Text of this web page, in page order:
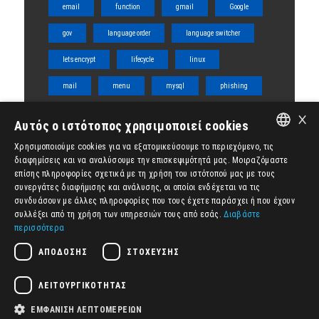
email function gmail Google
gov language order language switcher
lets encrypt lifecycle linux
mail menu mysql phishing
ubuntu vps Woocommerce
wordpress WPML διάγραμμα ροής
δωρεάν ιστοσελίδα κύκλος ζωής
πυρήνας
ENGLISH
ΕΛΛΗΝΙΚΆ
×
Αυτός ο ιστότοπος χρησιμοποιεί cookies
Χρησιμοποιούμε cookies για να εξατομικεύσουμε το περιεχόμενο, τις
διαφημίσεις και να αναλύσουμε την επισκεψιμότητά μας. Μοιραζόμαστε
επίσης πληροφορίες σχετικά με τη χρήση του ιστότοπού μας με τους
συνεργάτες διαφήμισης και ανάλυσης, οι οποίοι ενδέχεται να τις
συνδυάσουν με άλλες πληροφορίες που τους έχετε παράσχει ή που έχουν
συλλέξει από τη χρήση των υπηρεσιών τους από εσάς. Διαβάστε
περισσότερα
ΑΠΌΔΟΣΗΣ ΣΤΌΧΕΥΣΗΣ
ΛΕΙΤΟΥΡΓΙΚΌΤΗΤΑΣ
ΕΜΦΆΝΙΣΗ ΛΕΠΤΟΜΕΡΕΙΏΝ